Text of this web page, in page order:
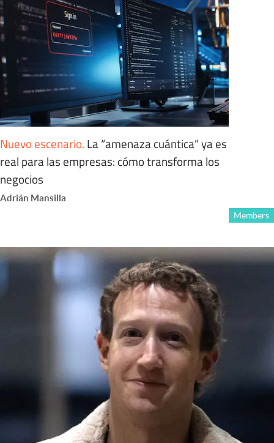
Nuevo escenario. La “amenaza cuántica” ya es
real para las empresas: cómo transforma los
negocios
Adrián Mansilla
Members